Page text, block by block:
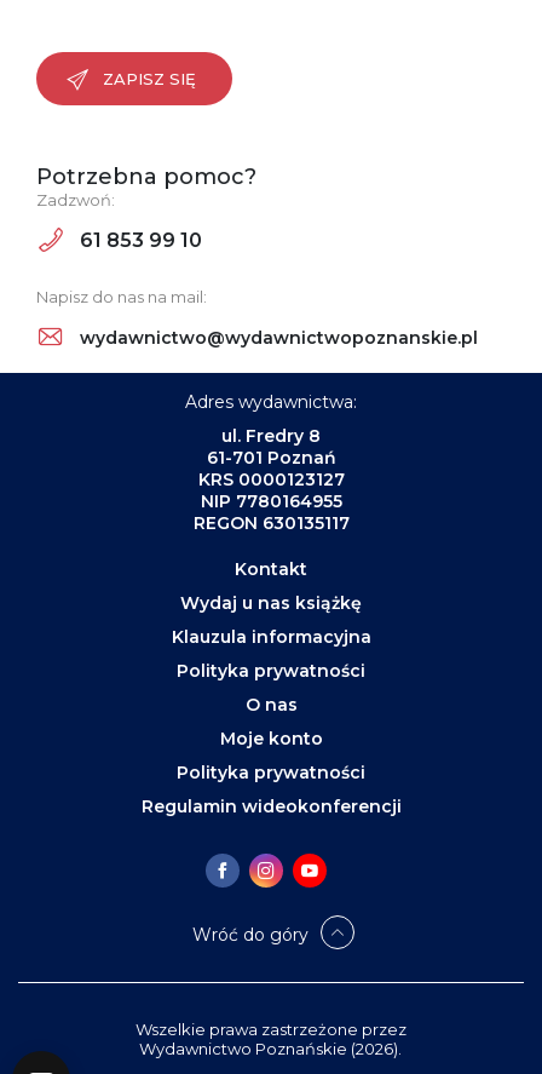
ZAPISZ SIĘ
Potrzebna pomoc?
Zadzwoń:
61 853 99 10
Napisz do nas na mail:
wydawnictwo@wydawnictwopoznanskie.pl
Adres wydawnictwa:
ul. Fredry 8
61-701 Poznań
KRS 0000123127
NIP 7780164955
REGON 630135117
Kontakt
Wydaj u nas książkę
Klauzula informacyjna
Polityka prywatności
O nas
Moje konto
Polityka prywatności
Regulamin wideokonferencji
Wróć do góry
Wszelkie prawa zastrzeżone przez
Wydawnictwo Poznańskie (2026).